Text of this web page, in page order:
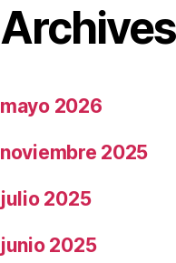
Archives
mayo 2026
noviembre 2025
julio 2025
junio 2025